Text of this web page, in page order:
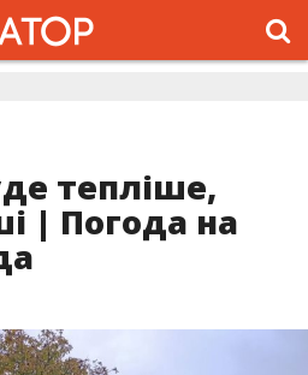
тепліше,
| Погода на